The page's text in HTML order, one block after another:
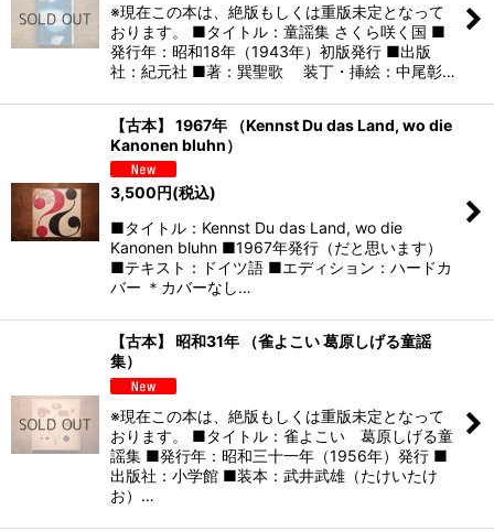
※現在この本は、絶版もしくは重版未定となって
おります。 ■タイトル：童謡集 さくら咲く国 ■
発行年：昭和18年（1943年）初版発行 ■出版
社：紀元社 ■著：巽聖歌 装丁・挿絵：中尾彰…
【古本】 1967年 （Kennst Du das Land, wo die
Kanonen bluhn）
3,500円(税込)
■タイトル：Kennst Du das Land, wo die
Kanonen bluhn ■1967年発行（だと思います）
■テキスト：ドイツ語 ■エディション：ハードカ
バー ＊カバーなし…
【古本】 昭和31年 （雀よこい 葛原しげる童謡
集）
※現在この本は、絶版もしくは重版未定となって
おります。 ■タイトル：雀よこい 葛原しげる童
謡集 ■発行年：昭和三十一年（1956年）発行 ■
出版社：小学館 ■装本：武井武雄（たけいたけ
お）…